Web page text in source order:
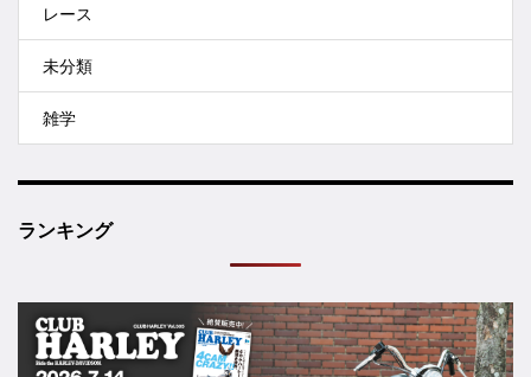
レース
未分類
雑学
ランキング